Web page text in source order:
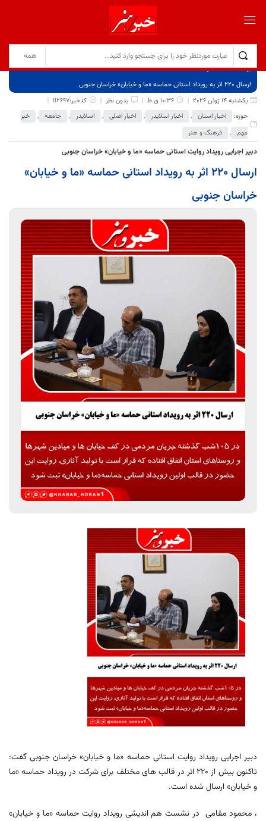
برگ نخست
نوشته‌ها
ارسال ۲۲۰ اثر به رویداد استانی حماسه «ما و خیابان» خراسان جنوبی
یکشنبه 14 ژوئن 2026
10:36 ق.ظ بدون نظر
کدخبر:112697
حوزه:
اخبار استان , اخبار اسلایدر , اخبار اصلی , اسلایدر , جامعه ,
خبر
مهم , فرهنگ و هنر
دبیر اجرایی رویداد روایت استانی حماسه «ما و خیابان» خراسان جنوبی
ارسال ۲۲۰ اثر به رویداد استانی حماسه «ما و خیابان»
خراسان جنوبی
دبیر اجرایی رویداد روایت استانی حماسه «ما و خیابان» خراسان جنوبی گفت:
تاکنون بیش از ۲۲۰ اثر در قالب های مختلف برای شرکت در رویداد حماسه «ما
و خیابان» ارسال شده است.
، محمود مقامی در نشست هم اندیشی رویداد روایت حماسه «ما و خیابان»